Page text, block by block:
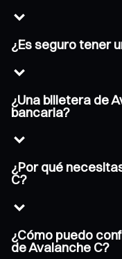
¿Es seguro tener
¿Una billetera de
bancaria?
¿Por qué
C?
¿Cómo puedo
de Avalanche C?